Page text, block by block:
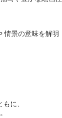
情景の意味を解明
に、